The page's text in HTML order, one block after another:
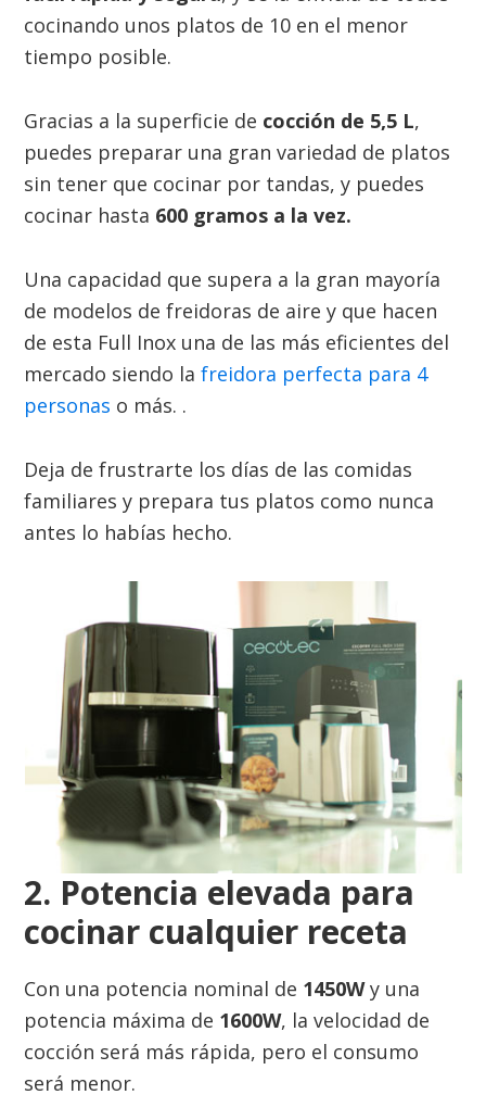
cocinando unos platos de 10 en el menor
tiempo posible.
Gracias a la superficie de cocción de 5,5 L,
puedes preparar una gran variedad de platos
sin tener que cocinar por tandas, y puedes
cocinar hasta 600 gramos a la vez.
Una capacidad que supera a la gran mayoría
de modelos de freidoras de aire y que hacen
de esta Full Inox una de las más eficientes del
mercado siendo lafreidora perfecta para 4
personas o más. .
Deja de frustrarte los días de las comidas
familiares y prepara tus platos como nunca
antes lo habías hecho.
2. Potencia elevada para
cocinar cualquier receta
Con una potencia nominal de 1450Wy una
potencia máxima de 1600W, la velocidad de
cocción será más rápida, pero el consumo
será menor.